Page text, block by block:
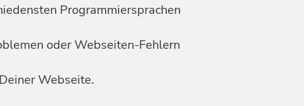
Programmiersprachen
oder Webseiten-Fehlern
Webseite.